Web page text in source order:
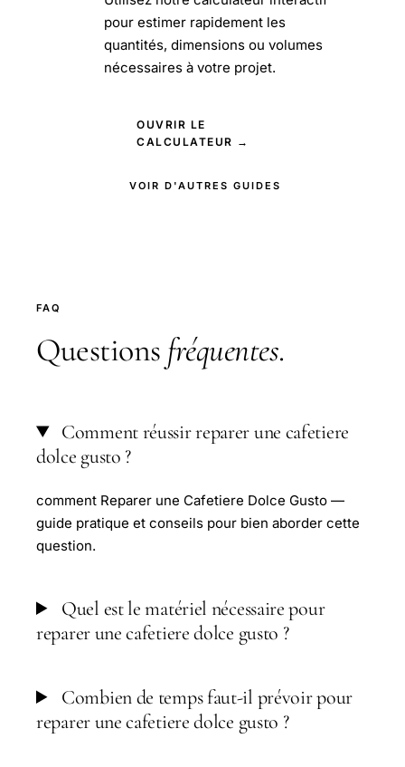
pour estimer rapidement les
quantités, dimensions ou volumes
nécessaires à votre projet.
OUVRIR LE
CALCULATEUR →
VOIR D'AUTRES GUIDES
FAQ
Questions fréquentes.
Comment réussir reparer une cafetiere
dolce gusto ?
comment Reparer une Cafetiere Dolce Gusto —
guide pratique et conseils pour bien aborder cette
question.
Quel est le matériel nécessaire pour
reparer une cafetiere dolce gusto ?
Combien de temps faut-il prévoir pour
reparer une cafetiere dolce gusto ?